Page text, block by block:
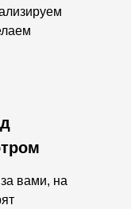
вами, на